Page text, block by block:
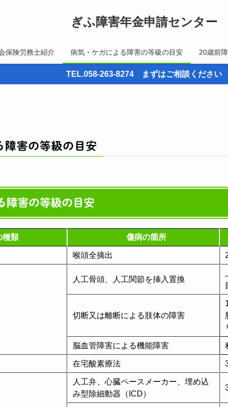
ぎふ障害年金申請センター
保険労務士紹介 病気・ケガによる障害の等級の目安 20歳前
TEL.058-263-8274 まずはご相談ください
障害の等級の目安
障害の等級の目安
種類 傷病の箇所
喉頭全摘出
人工骨頭、人工関節を挿入置換
切断又は離断による肢体の障害
脳血管障害による機能障害
在宅酸素療法
人工弁、心臓ペースメーカー、埋め込
み型除細動器（ICD）